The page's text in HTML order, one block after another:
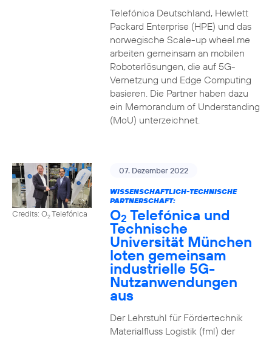
Telefónica Deutschland, Hewlett
Packard Enterprise (HPE) und das
norwegische Scale-up wheel.me
arbeiten gemeinsam an mobilen
Roboterlösungen, die auf 5G-
Vernetzung und Edge Computing
basieren. Die Partner haben dazu
ein Memorandum of Understanding
(MoU) unterzeichnet.
Credits: O2Telefónica
07. Dezember 2022
WISSENSCHAFTLICH-TECHNISCHE
PARTNERSCHAFT:
O2 Telefónica und
Technische
Universität München
loten gemeinsam
industrielle 5G-
Nutzanwendungen
aus
Der Lehrstuhl für Fördertechnik
Materialfluss Logistik (fml) der